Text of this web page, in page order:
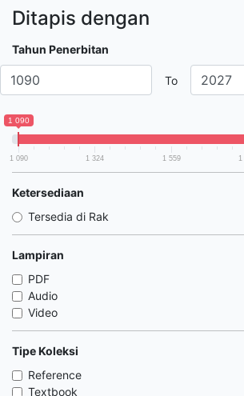
Ditapis dengan
Tahun Penerbitan
To
1 090
1 090 1 324 1 559
Ketersediaan
Tersedia di Rak
Lampiran
PDF
Audio
Video
Tipe Koleksi
Reference
Textbook